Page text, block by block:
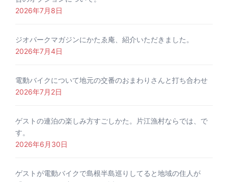
2026年7月8日
ジオパークマガジンにかたゑ庵、紹介いただきました。
2026年7月4日
電動バイクについて地元の交番のおまわりさんと打ち合わせ
2026年7月2日
ゲストの連泊の楽しみ方すごしかた。片江漁村ならでは、で
す。
2026年6月30日
ゲストが電動バイクで島根半島巡りしてると地域の住人が